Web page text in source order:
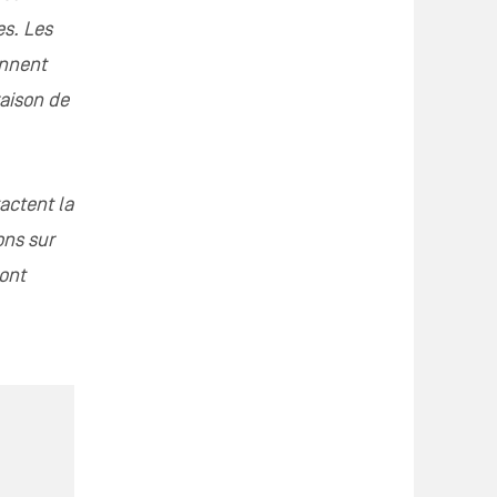
Les
de
la
sur